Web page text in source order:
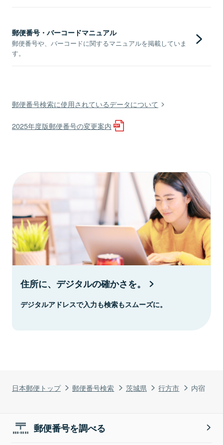
日本郵便トップ 郵便番号検索 茨城県 行方市 内宿
郵便番号・バーコードマニュアル
郵便番号や、バーコードに関するマニュアルを掲載していま
す。
郵便番号検索に使用されているデータについて
2025年度版郵便番号の変更案内
住所に、デジタルの確かさを。
デジタルアドレスで入力も検索もスムーズに。
郵便番号を調べる